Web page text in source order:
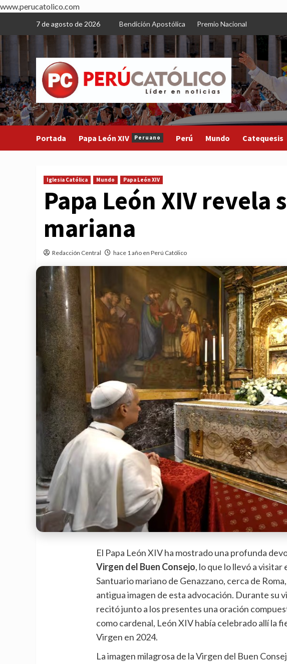
www.perucatolico.com
content
7 de agosto de 2026 Bendición Apostólica Premio Nacional
Portada Papa León XIV Peruano Perú Mundo Catequesis
Iglesia Católica Mundo Papa León XIV
Papa León XIV revela
mariana
Redacción Central hace 1 año en Perú Católico
El Papa León XIV ha mostrado una profunda
Virgen del Buen Consejo, lo que lo llevó a visitar
Santuario mariano de Genazzano, cerca de
antigua imagen de esta advocación. Durante su
recitó junto a los presentes una oración
como cardenal, León XIV había celebrado allí la
Virgen en 2024.
La imagen milagrosa de la Virgen del Buen